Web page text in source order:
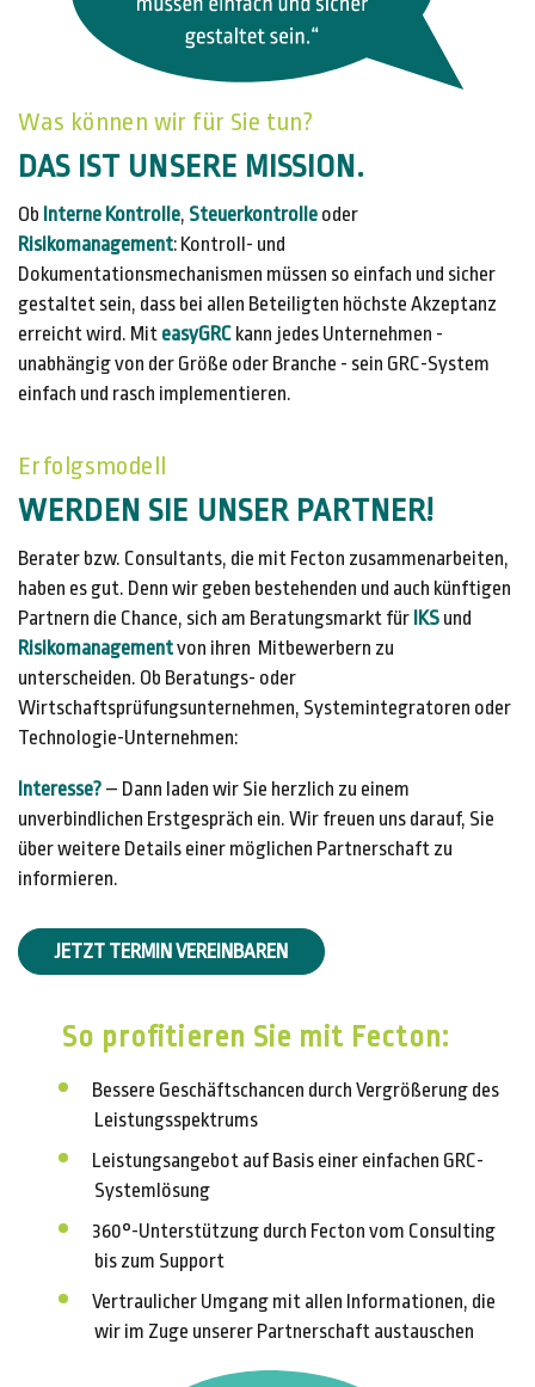
Was können wir für Sie tun?
DAS IST UNSERE MISSION.
Ob Interne Kontrolle, Steuerkontrolle oder
Risikomanagement: Kontroll- und
Dokumentationsmechanismen müssen so einfach und sicher
gestaltet sein, dass bei allen Beteiligten höchste Akzeptanz
erreicht wird. Mit easyGRC kann jedes Unternehmen -
unabhängig von der Größe oder Branche - sein GRC-System
einfach und rasch implementieren.
Erfolgsmodell
WERDEN SIE UNSER PARTNER!
Berater bzw. Consultants, die mit Fecton zusammenarbeiten,
haben es gut. Denn wir geben bestehenden und auch künftigen
Partnern die Chance, sich am Beratungsmarkt für IKS und
Risikomanagementvon ihren Mitbewerbern zu
unterscheiden. Ob Beratungs- oder
Wirtschaftsprüfungsunternehmen, Systemintegratoren oder
Technologie-Unternehmen:
Interesse? – Dann laden wir Sie herzlich zu einem
unverbindlichen Erstgespräch ein. Wir freuen uns darauf, Sie
über weitere Details einer möglichen Partnerschaft zu
informieren.
JETZT TERMIN VEREINBAREN
So profitieren Sie mit Fecton:
Bessere Geschäftschancen durch Vergrößerung des
Leistungsspektrums
Leistungsangebot auf Basis einer einfachen GRC-
Systemlösung
360°-Unterstützung durch Fecton vom Consulting
bis zum Support
Vertraulicher Umgang mit allen Informationen, die
wir im Zuge unserer Partnerschaft austauschen